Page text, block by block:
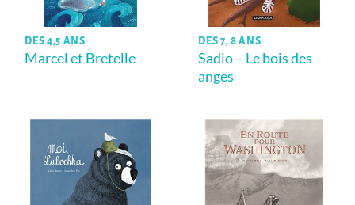
DÈS 4,5 ANS
Marcel et Bretelle
DÈS 7, 8 ANS
Sadio – Le bois des
anges